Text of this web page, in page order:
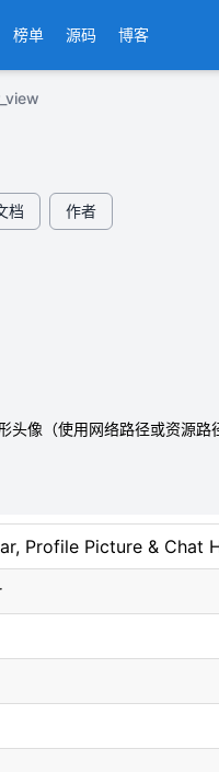
榜单 源码 博客
档 作者
像（使用网络路径或资源路
Profile Picture & Chat